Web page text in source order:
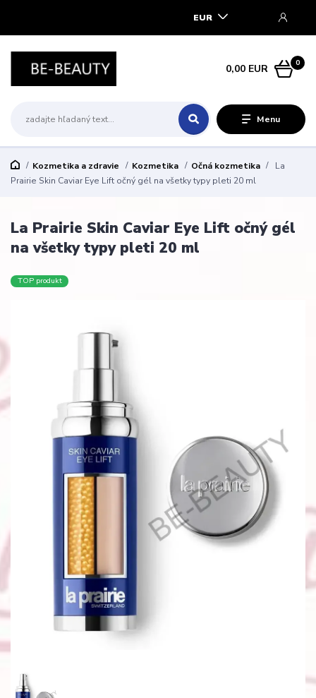
Menu
EUR
0
0,00 EUR
Kozmetika a zdravie Kozmetika Očná kozmetika
La
Prairie Skin Caviar Eye Lift očný gél na všetky typy pleti 20 ml
La Prairie Skin Caviar Eye Lift očný gél
na všetky typy pleti 20 ml
TOP produkt